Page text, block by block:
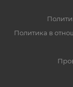
Политика в